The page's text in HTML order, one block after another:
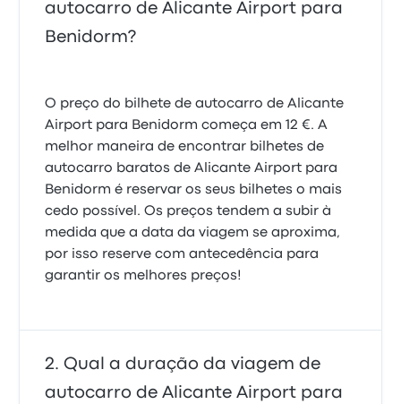
autocarro de Alicante Airport para
Benidorm?
O preço do bilhete de autocarro de Alicante
Airport para Benidorm começa em 12 €. A
melhor maneira de encontrar bilhetes de
autocarro baratos de Alicante Airport para
Benidorm é reservar os seus bilhetes o mais
cedo possível. Os preços tendem a subir à
medida que a data da viagem se aproxima,
por isso reserve com antecedência para
garantir os melhores preços!
Qual a duração da viagem de
autocarro de Alicante Airport para